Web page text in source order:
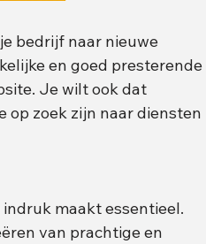
bedrijf naar nieuwe
en goed presterende
Je wilt ook dat
op zoek zijn naar diensten
maakt essentieel.
van prachtige en